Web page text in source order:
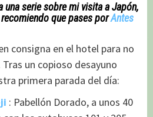
una serie sobre mi visita a Japón,
que pases porAntes
consigna en el hotel para no
un copioso desayuno
primera parada del día:
: Pabellón Dorado, a unos 40